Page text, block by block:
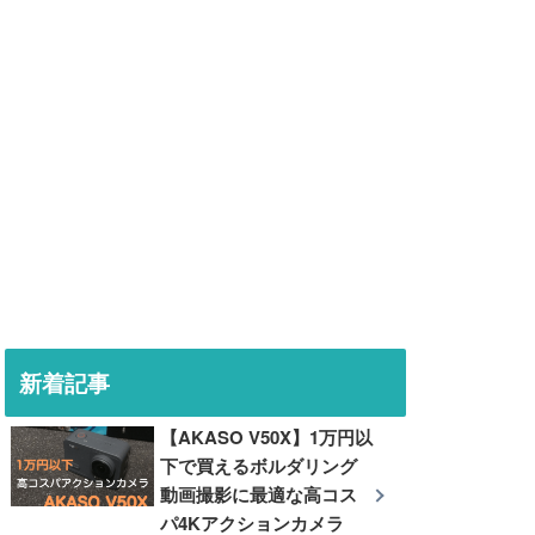
新着記事
【AKASO V50X】1万円以
下で買えるボルダリング
動画撮影に最適な高コス
パ4Kアクションカメラ